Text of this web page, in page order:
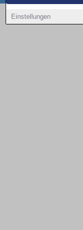
Einstellungen
Copyright © 2000 - 2026 |